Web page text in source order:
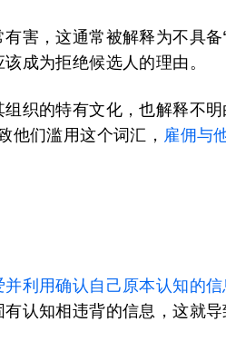
害，这通常被解释为不具备
成为拒绝候选人的理由。
织的特有文化，也解释不
他们滥用这个词汇， 雇佣与
利用确认自己原本认知的信
认知相违背的信息，这就